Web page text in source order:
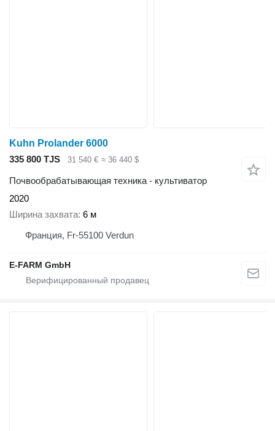
Kuhn Prolander 6000
335 800 TJS
31 540 € ≈ 36 440 $
Почвообрабатывающая техника - культиватор
2020
Ширина захвата 6 м
Франция, Fr-55100 Verdun
E-FARM GmbH